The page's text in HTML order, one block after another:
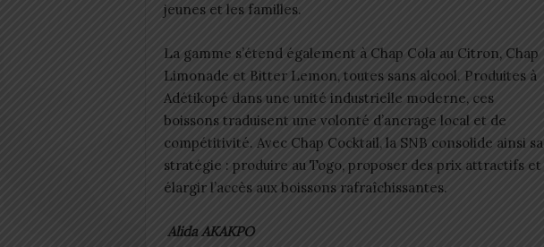
jeunes et les familles.
La gamme s’étend également à Chap Cola au Citron, Chap
Limonade et Bitter Lemon, toutes sans alcool. Produites à
Adétikopé dans une unité industrielle moderne, ces
boissons traduisent une volonté d’ancrage local et de
compétitivité. Avec Chap Cocktail, la SNB consolide ainsi sa
stratégie : produire au Togo, proposer des prix attractifs et
élargir l’accès aux boissons rafraîchissantes.
Alida AKAKPO